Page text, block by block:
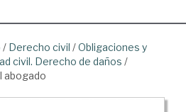
/ Derecho civil /Obligaciones y
civil. Derecho de daños /
abogado